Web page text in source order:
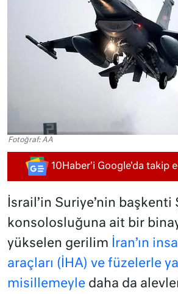
Fotoğraf: AA
10Haber'i Google'da takip
İsrail’in Suriye’nin başkenti
konsolosluğuna ait bir
yükselen gerilim
İran’ın
araçları (İHA) ve füzelerle
misillemeyle daha da